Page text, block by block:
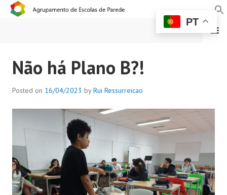
AGRUPAMENTO DE
ESCOLAS DE PAREDE
MENU
Não há Plano B?!
Posted on 16/04/2023 byRui Ressurreicao
PT